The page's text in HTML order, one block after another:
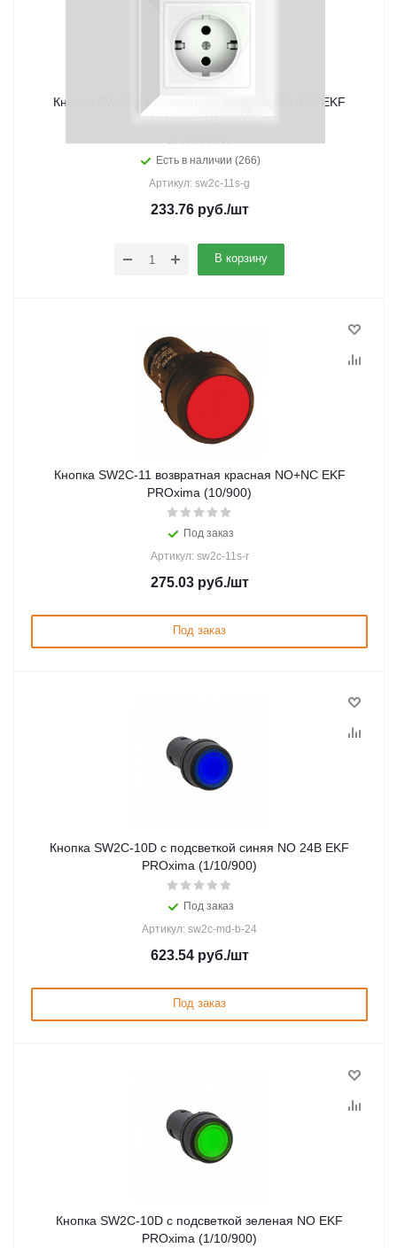
Кнопка SW2C-11 возвратная зеленая NO+NC EKF
PROxima (1/10/900)
Есть в наличии (266)
Артикул: sw2c-11s-g
233.76руб./шт
В корзину
Кнопка SW2C-11 возвратная красная NO+NC EKF
PROxima (10/900)
Под заказ
Артикул: sw2c-11s-r
275.03руб./шт
Под заказ
Кнопка SW2C-10D с подсветкой синяя NO 24В EKF
PROxima (1/10/900)
Под заказ
Артикул: sw2c-md-b-24
623.54руб./шт
Под заказ
Кнопка SW2C-10D с подсветкой зеленая NO EKF
PROxima (1/10/900)